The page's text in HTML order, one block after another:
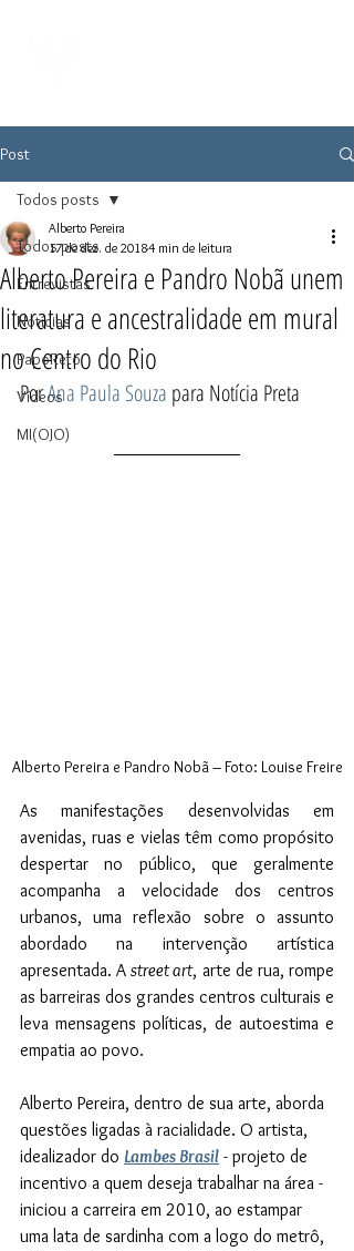
Post
Todos posts
Entrevistas
Notícias
PapoReto
Vídeos
MI(OJO)
Todos posts
Alberto Pereira e Pandro Nobã unem
literatura e ancestralidade em mural
no Centro do Rio
Alberto Pereira
17 de dez. de 20184 min de leitura
Por Ana Paula Souza para Notícia Preta
Alberto Pereira e Pandro Nobã – Foto: Louise Freire
As manifestações desenvolvidas em
avenidas, ruas e vielas têm como propósito
despertar no público, que geralmente
acompanha a velocidade dos centros
urbanos, uma reflexão sobre o assunto
abordado na intervenção artística
apresentada. A street art, arte de rua, rompe
as barreiras dos grandes centros culturais e
leva mensagens políticas, de autoestima e
empatia ao povo.
Alberto Pereira, dentro de sua arte, aborda
questões ligadas à racialidade. O artista,
idealizador do Lambes Brasil - projeto de
incentivo a quem deseja trabalhar na área -
iniciou a carreira em 2010, ao estampar
uma lata de sardinha com a logo do metrô,